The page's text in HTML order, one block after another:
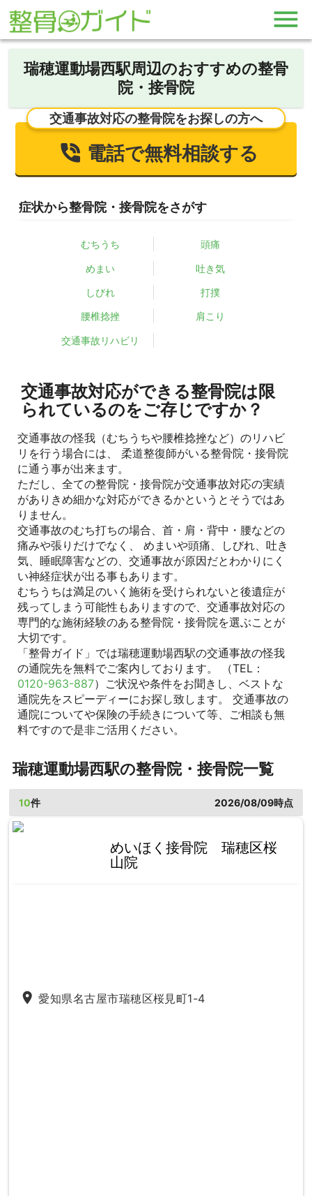
瑞穂運動場西駅周辺のおすすめの整骨
院・接骨院
交通事故対応の整骨院をお探しの方へ
電話で無料相談する
症状から整骨院・接骨院をさがす
むちうち 頭痛
めまい 吐き気
しびれ 打撲
腰椎捻挫 肩こり
交通事故リハビリ
交通事故対応ができる整骨院は限
られているのをご存じですか？
交通事故の怪我（むちうちや腰椎捻挫など）のリハビ
リを行う場合には、 柔道整復師がいる整骨院・接骨院
に通う事が出来ます。
ただし、全ての整骨院・接骨院が交通事故対応の実績
がありきめ細かな対応ができるかというとそうではあ
りません。
交通事故のむち打ちの場合、首・肩・背中・腰などの
痛みや張りだけでなく、 めまいや頭痛、しびれ、吐き
気、睡眠障害などの、交通事故が原因だとわかりにく
い神経症状が出る事もあります。
むちうちは満足のいく施術を受けられないと後遺症が
残ってしまう可能性もありますので、交通事故対応の
専門的な施術経験のある整骨院・接骨院を選ぶことが
大切です。
「整骨ガイド」では瑞穂運動場西駅の交通事故の怪我
の通院先を無料でご案内しております。 （TEL：
0120-963-887）ご状況や条件をお聞きし、ベストな
通院先をスピーディーにお探し致します。 交通事故の
通院についてや保険の手続きについて等、ご相談も無
料ですので是非ご活用ください。
瑞穂運動場西駅の整骨院・接骨院一覧
10件 2026/08/09時点
めいほく接骨院 瑞穂区桜
山院
place 愛知県名古屋市瑞穂区桜見町1-4